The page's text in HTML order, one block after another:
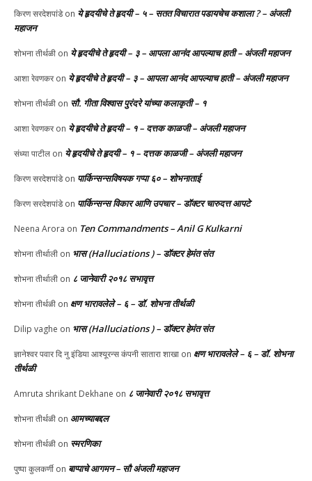
किरण सरदेशपांडेon ये हृदयीचे ते हृदयी – ५ – सतत विचारात पडायचेच कशाला ? – अंजली
महाजन
शोभना तीर्थळी on ये हृदयीचे ते हृदयी – ३ – आपला आनंद आपल्याच हाती – अंजली महाजन
आशा रेवणकरon ये हृदयीचे ते हृदयी – ३ – आपला आनंद आपल्याच हाती – अंजली महाजन
शोभना तीर्थळी on सौ. गीता विश्वास पुरंदरे यांच्या कलाकृती – १
आशा रेवणकरon ये हृदयीचे ते हृदयी – १ – दत्तक काळजी – अंजली महाजन
संध्या पाटील on ये हृदयीचे ते हृदयी – १ – दत्तक काळजी – अंजली महाजन
किरण सरदेशपांडेon पार्किन्सन्सविषयक गप्पा ६० – शोभनाताई
किरण सरदेशपांडेon पार्किन्सन्स विकार आणि उपचार – डॉक्टर चारुदत्त आपटे
Neena Arora on Ten Commandments – Anil G Kulkarni
शोभना तीर्थाली on भास (Halluciations ) – डॉक्टर हेमंत संत
शोभना तीर्थाली on ८ जानेवारी २०१८ सभावृत्त
शोभना तीर्थळी on क्षण भारावलेले – ६ – डॉ. शोभना तीर्थळी
Dilip vaghe on भास (Halluciations ) – डॉक्टर हेमंत संत
ज्ञानेश्वर पवार दि नु इंडिया आश्यूरन्स कंपनी सातारा शाखा on क्षण भारावलेले – ६ – डॉ. शोभना
तीर्थळी
Amruta shrikant Dekhane on ८ जानेवारी २०१८ सभावृत्त
शोभना तीर्थळी on आमच्याबद्दल
शोभना तीर्थळी on स्मरणिका
पुष्पा कुलकर्णी on बाप्पाचे आगमन – सौ अंजली महाजन